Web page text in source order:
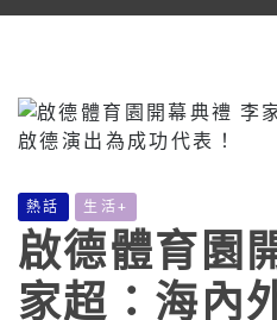
熱話 生活+
啟德體育園
家超：海內